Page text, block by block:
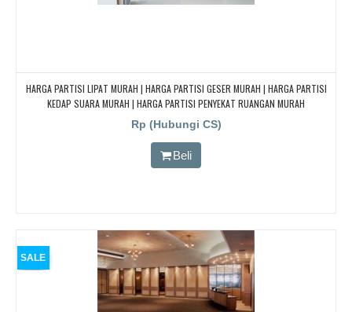
HARGA PARTISI LIPAT MURAH | HARGA PARTISI GESER MURAH | HARGA PARTISI
KEDAP SUARA MURAH | HARGA PARTISI PENYEKAT RUANGAN MURAH
Rp (Hubungi CS)
Beli
SALE